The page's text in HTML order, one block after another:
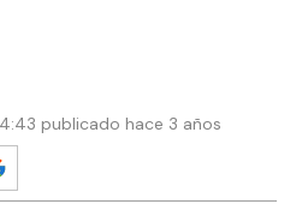
publicado hace 3 años